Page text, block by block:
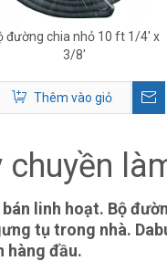
đường chia nhỏ 10 ft 1/4' x
3/8'
Thêm vào giỏ
linh hoạt. Bộ
tụ trong nhà.
hàng đầu.